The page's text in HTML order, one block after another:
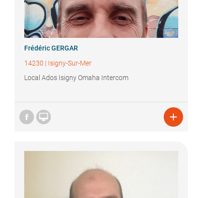
Frédéric GERGAR
14230 | Isigny-Sur-Mer
Local Ados Isigny Omaha Intercom
 